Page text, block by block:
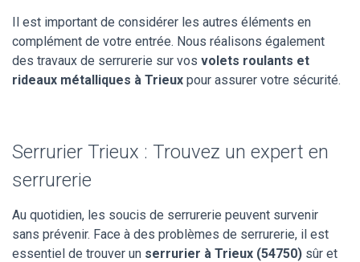
Il est important de considérer les autres éléments en
complément de votre entrée. Nous réalisons également
des travaux de serrurerie sur vos volets roulants et
rideaux métalliques à Trieux pour assurer votre sécurité.
Serrurier Trieux : Trouvez un expert en
serrurerie
Au quotidien, les soucis de serrurerie peuvent survenir
sans prévenir. Face à des problèmes de serrurerie, il est
essentiel de trouver un serrurier à Trieux (54750) sûr et